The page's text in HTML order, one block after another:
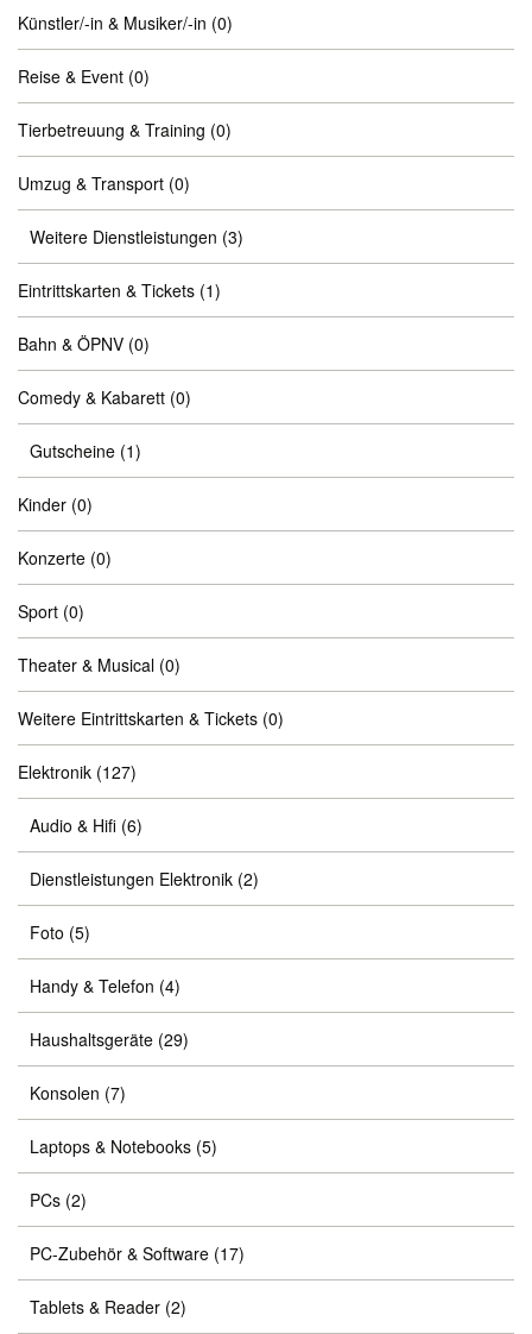
Künstler/-in & Musiker/-in (0)
Reise & Event (0)
Tierbetreuung & Training (0)
Umzug & Transport (0)
Weitere Dienstleistungen (3)
Eintrittskarten & Tickets (1)
Bahn & ÖPNV (0)
Comedy & Kabarett (0)
Gutscheine (1)
Kinder (0)
Konzerte (0)
Sport (0)
Theater & Musical (0)
Weitere Eintrittskarten & Tickets (0)
Elektronik (127)
Audio & Hifi (6)
Dienstleistungen Elektronik (2)
Foto (5)
Handy & Telefon (4)
Haushaltsgeräte (29)
Konsolen (7)
Laptops & Notebooks (5)
PCs (2)
PC-Zubehör & Software (17)
Tablets & Reader (2)